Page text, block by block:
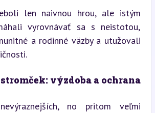
len naivnou hrou, ale istým
vyrovnávať sa s neistotou,
a rodinné väzby a utužovali
výzdoba a ochrana
no pritom veľmi